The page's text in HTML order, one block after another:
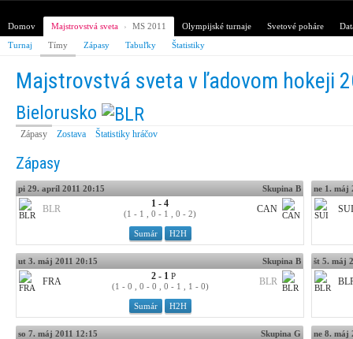
Domov Majstrovstvá sveta › MS 2011 Olympijské turnaje Svetové poháre
Turnaj
Tímy Zápasy Tabuľky Štatistiky
Majstrovstvá sveta v ľadovom hokeji
Bielorusko
Zápasy Zostava Štatistiky hráčov
Zápasy
pi 29. apríl 2011 20:15 Skupina B
Sumár H2H
BLR 1 - 4
(1 - 1 , 0 - 1 , 0 - 2) CAN
ne 1. máj
SUI
ut 3. máj 2011 20:15 Skupina B
Sumár H2H
FRA 2 - 1 P
(1 - 0 , 0 - 0 , 0 - 1 , 1 - 0)
BLR
št 5. máj
so 7. máj 2011 12:15 Skupina G ne 8. máj